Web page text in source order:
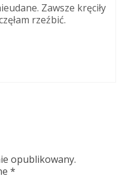
Zawsze kręciły
rzeźbić.
opublikowany.
*